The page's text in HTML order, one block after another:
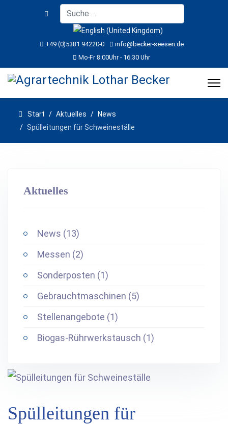
Suchen
Sprache auswählen
+49 (0)5381 94220-0
info@becker-seesen.de
Mo-Fr 8:00Uhr - 16:30 Uhr
Start Aktuelles
News
Spülleitungen für Schweineställe
Aktuelles
News (13)
Messen (2)
Sonderposten (1)
Gebrauchtmaschinen (5)
Stellenangebote (1)
Biogas-Rührwerkstausch (1)
Spülleitungen für